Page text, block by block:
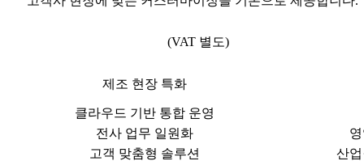
(VAT 별도)
제조 현장 특화
클라우드 기반 통합 운영
전사 업무 일원화
고객 맞춤형 솔루션
산